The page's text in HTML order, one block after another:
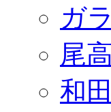
ガ
尾
和